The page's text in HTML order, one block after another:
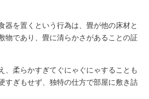
器を置くという行為は、畳が他の床材と
物であり、畳に清らかさがあることの証
、柔らかすぎてぐにゃぐにゃすることも
すぎもせず、独特の仕方で部屋に敷き詰